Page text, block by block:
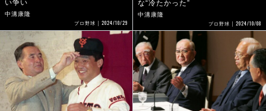
い争い
中溝康隆
プロ野球 2024/10/29
な“冷たかった”
中溝康隆
プロ野球 2024/10/08